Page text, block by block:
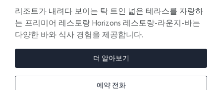
리조트가 내려다 보이는 탁 트인 넓은 테라스를 자랑하
는 프리미어 레스토랑 Horizons 레스토랑-라운지-바는
다양한 바와 식사 경험을 제공합니다.
더 알아보기
예약 전화